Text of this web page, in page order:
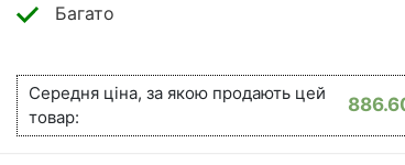
Багато
Середня ціна, за якою продають цей
товар: